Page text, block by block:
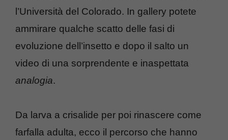
l’Università del Colorado. In gallery potete
ammirare qualche scatto delle fasi di
evoluzione dell’insetto e dopo il salto un
video di una sorprendente e inaspettata
analogia.
Da larva a crisalide per poi rinascere come
farfalla adulta, ecco il percorso che hanno